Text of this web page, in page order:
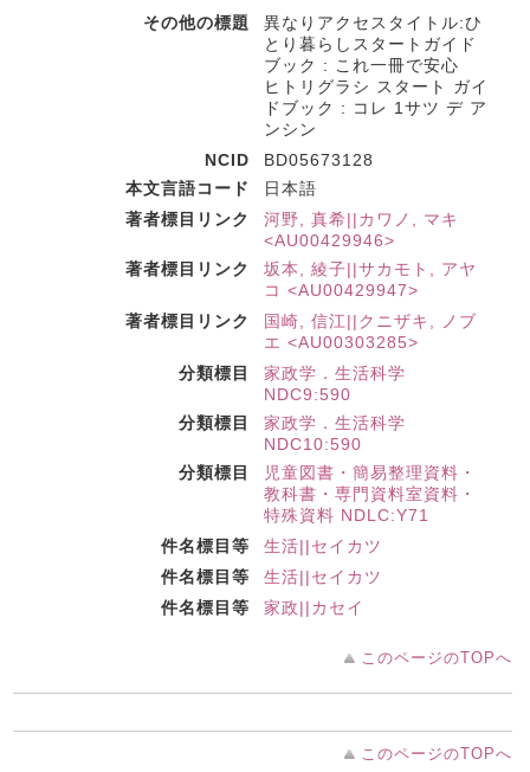
その他の標題
異なりアクセスタイトル:ひ
とり暮らしスタートガイド
ブック : これ一冊で安心
ヒトリグラシ スタート ガイ
ドブック : コレ 1サツ デ ア
ンシン
NCID
BD05673128
本文言語コード
日本語
著者標目リンク
河野, 真希||カワノ, マキ
<AU00429946>
著者標目リンク
坂本, 綾子||サカモト, アヤ
コ <AU00429947>
著者標目リンク
国崎, 信江||クニザキ, ノブ
エ <AU00303285>
分類標目
家政学．生活科学
NDC9:590
分類標目
家政学．生活科学
NDC10:590
分類標目
児童図書・簡易整理資料・
教科書・専門資料室資料・
特殊資料 NDLC:Y71
件名標目等
生活||セイカツ
件名標目等
生活||セイカツ
件名標目等
家政||カセイ
このページのTOPへ
このページのTOPへ